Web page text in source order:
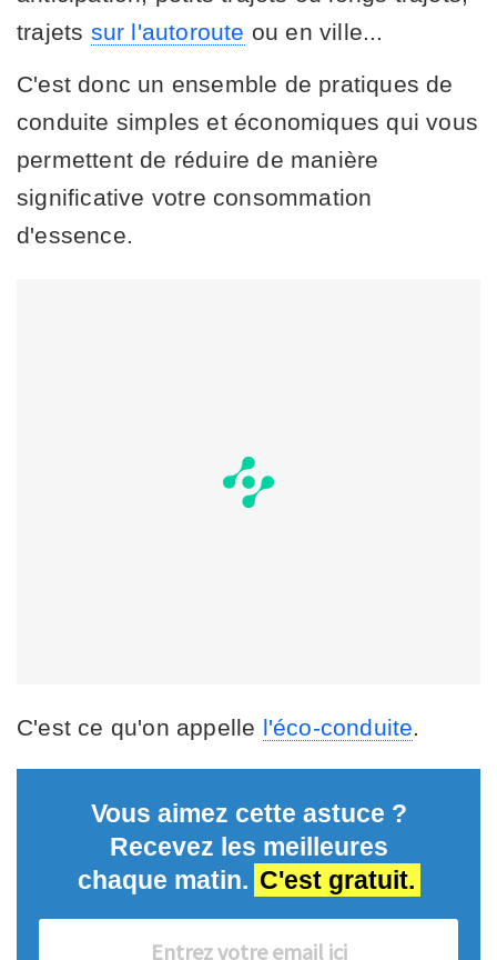
trajets sur l'autoroute ou en ville...
C'est donc un ensemble de pratiques de
conduite simples et économiques qui vous
permettent de réduire de manière
significative votre consommation
d'essence.
C'est ce qu'on appelle l'éco-conduite
Vous aimez cette astuce ?
Recevez les meilleures
chaque matin. C'est gratuit.